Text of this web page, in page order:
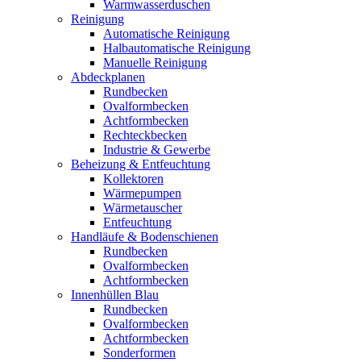
Warmwasserduschen
Reinigung
Automatische Reinigung
Halbautomatische Reinigung
Manuelle Reinigung
Abdeckplanen
Rundbecken
Ovalformbecken
Achtformbecken
Rechteckbecken
Industrie & Gewerbe
Beheizung & Entfeuchtung
Kollektoren
Wärmepumpen
Wärmetauscher
Entfeuchtung
Handläufe & Bodenschienen
Rundbecken
Ovalformbecken
Achtformbecken
Innenhüllen Blau
Rundbecken
Ovalformbecken
Achtformbecken
Sonderformen